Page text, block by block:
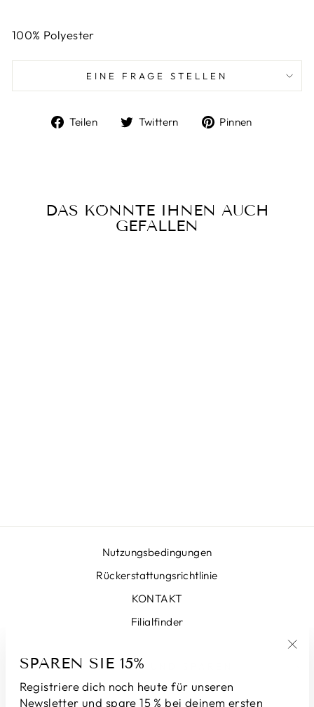
SPAREN SIE 15%
Registriere dich noch heute für unseren
Newsletter und spare 15 % bei deinem ersten
100% Polyester
EINE FRAGE STELLEN
Teilen
Auf
Twittern
Auf
Pinnen
DAS KÖNNTE IHNEN AUCH
GEFALLEN
Nutzungsbedingungen
Rückerstattungsrichtlinie
KONTAKT
Filialfinder
ANMELDEN UND SPAREN